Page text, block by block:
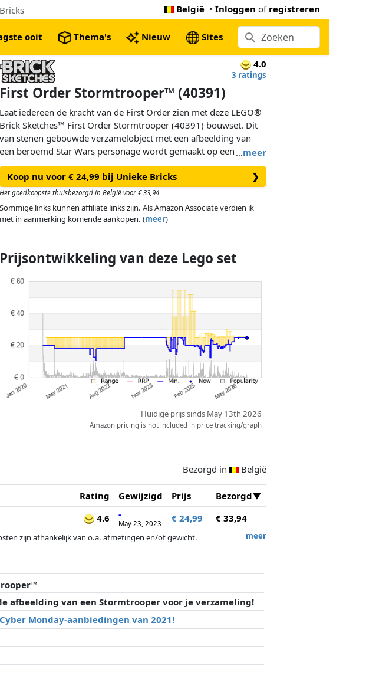
België • Inloggen of registreren
ooit Thema's Nieuw Sites
4.0
3 ratings
First Order Stormtrooper™ (40391)
…meer
Laat iedereen de kracht van de First Order zien met deze LEGO®
Brick Sketches™ First Order Stormtrooper (40391) bouwset. Dit
van stenen gebouwde verzamelobject met een afbeelding van
een beroemd Star Wars personage wordt gemaakt op een 12x16-
bouwplaat en kan worden neergezet of aan de muur
opgehangen met de ingebouwde haak. Een leuk cadeau voor
kinderen en Star Wars fans ter gelegenheid van een verjaardag of
de feestdagen en een echte aanwinst voor de LEGO Brick
Sketches portrettenverzameling van elke bouwer.
Koop nu voor € 24,99 bij Unieke Bricks ❯
Het goedkoopste thuisbezorgd in België voor € 33,94
Sommige links kunnen affiliate links zijn. Als Amazon Associate verdien ik
met in aanmerking komende aankopen. (meer)
Prijsontwikkeling van deze Lego set
Huidige prijs sinds May 13th 2026
Amazon pricing is not included in price tracking/graph
Bezorgd in België
Rating Gewijzigd Prijs
Bezorgd
4.6 -
May 23, 2023 € 24,99 € 33,94
meer
zijn afhankelijk van o.a. afmetingen en/of gewicht.
beïnvloeden.
afbeelding van een Stormtrooper voor je verzameling!
Monday-aanbiedingen van 2021!